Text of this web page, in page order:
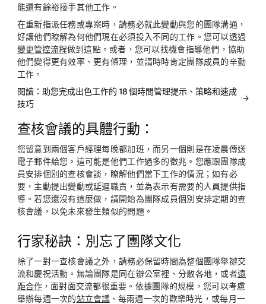
能還有餘裕接手其他工作。
在重新指派任務或專案時，請務必就此變動與您的團隊溝通，
好讓他們瞭解為何他們現在必須投入不同的工作。您可以透過
變更管控流程做到這點。或者，您可以找機會指導他們，協助
他們變得更有效率、更有條理，並請時時肯定團隊成員的辛勤
工作。
閱讀：助您完成出色工作的 18 個時間管理提示、策略和速成
技巧
查核會議的具體行動：
您留意到兩個客戶經理每晚都加班，而另一個則是在凌晨傳送
電子郵件給您。這可能是他們工作過多的徵兆。您應跟團隊成
員安排個別的查核會談，瞭解他們當下工作的情況；如有必
要，主動提出變動或延遲職責，並為表示有需要的人員提供指
導。若您還沒有這麼做，請開始為團隊成員個別安排定期的查
核會議，以免未來發生類似的問題。
行家秘訣：別忘了團隊文化
除了一對一查核會議之外，請務必保留時間為整個團隊舉辦交
流和慶祝活動。無論團隊是同在辦公室裡、分散各地，或者遠
距合作，面對面交流都很重要。依據團隊的規模，您可以考慮
舉辦每週一次的站立會議、每兩週一次的歡樂時光，或每月一